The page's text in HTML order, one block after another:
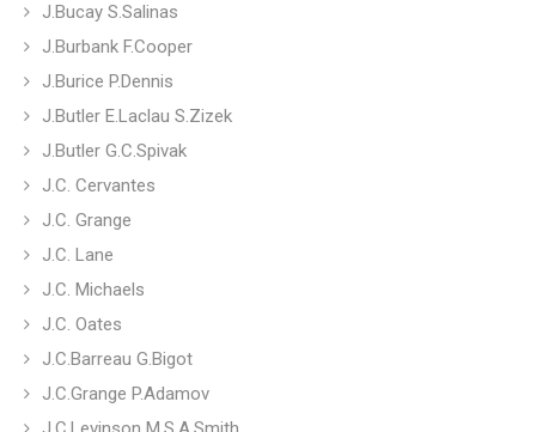
J.Bucay S.Salinas
J.Burbank F.Cooper
J.Burice P.Dennis
J.Butler E.Laclau S.Zizek
J.Butler G.C.Spivak
J.C. Cervantes
J.C. Grange
J.C. Lane
J.C. Michaels
J.C. Oates
J.C.Barreau G.Bigot
J.C.Grange P.Adamov